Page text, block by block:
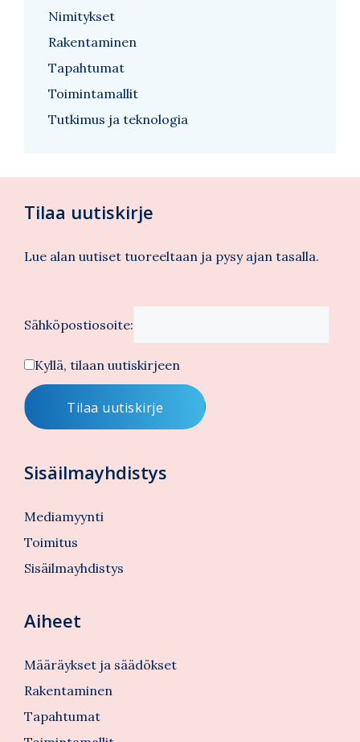
Nimitykset
Rakentaminen
Tapahtumat
Toimintamallit
Tutkimus ja teknologia
Tilaa uutiskirje
Lue alan uutiset tuoreeltaan ja pysy ajan tasalla.
Sähköpostiosoite:
Kyllä, tilaan uutiskirjeen
Sisäilmayhdistys
Mediamyynti
Toimitus
Sisäilmayhdistys
Aiheet
Määräykset ja säädökset
Rakentaminen
Tapahtumat